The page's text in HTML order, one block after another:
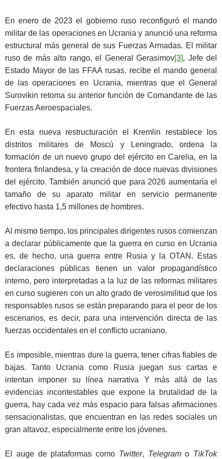
En enero de 2023 el gobierno ruso reconfiguró el mando
militar de las operaciones en Ucrania y anunció una reforma
estructural más general de sus Fuerzas Armadas. El militar
ruso de más alto rango, el General Gerasimov[3], Jefe del
Estado Mayor de las FFAA rusas, recibe el mando general
de las operaciones en Ucrania, mientras que el General
Surovikin retoma su anterior función de Comandante de las
Fuerzas Aeroespaciales.
En esta nueva restructuración el Kremlin restablece los
distritos militares de Moscú y Leningrado, ordena la
formación de un nuevo grupo del ejército en Carelia, en la
frontera finlandesa, y la creación de doce nuevas divisiones
del ejército. También anunció que para 2026 aumentaría el
tamaño de su aparato militar en servicio permanente
efectivo hasta 1,5 millones de hombres.
Al mismo tiempo, los principales dirigentes rusos comienzan
a declarar públicamente que la guerra en curso en Ucrania
es, de hecho, una guerra entre Rusia y la OTAN. Estas
declaraciones públicas tienen un valor propagandístico
interno, pero interpretadas a la luz de las reformas militares
en curso sugieren con un alto grado de verosimilitud que los
responsables rusos se están preparando para el peor de los
escenarios, es decir, para una intervención directa de las
fuerzas occidentales en el conflicto ucraniano.
Es imposible, mientras dure la guerra, tener cifras fiables de
bajas. Tanto Ucrania como Rusia juegan sus cartas e
intentan imponer su línea narrativa Y más allá de las
evidencias incontestables que expone la brutalidad de la
guerra, hay cada vez más espacio para falsas afirmaciones
sensacionalistas, que encuentran en las redes sociales un
gran altavoz, especialmente entre los jóvenes.
El auge de plataformas como Twitter, Telegramo TikTok